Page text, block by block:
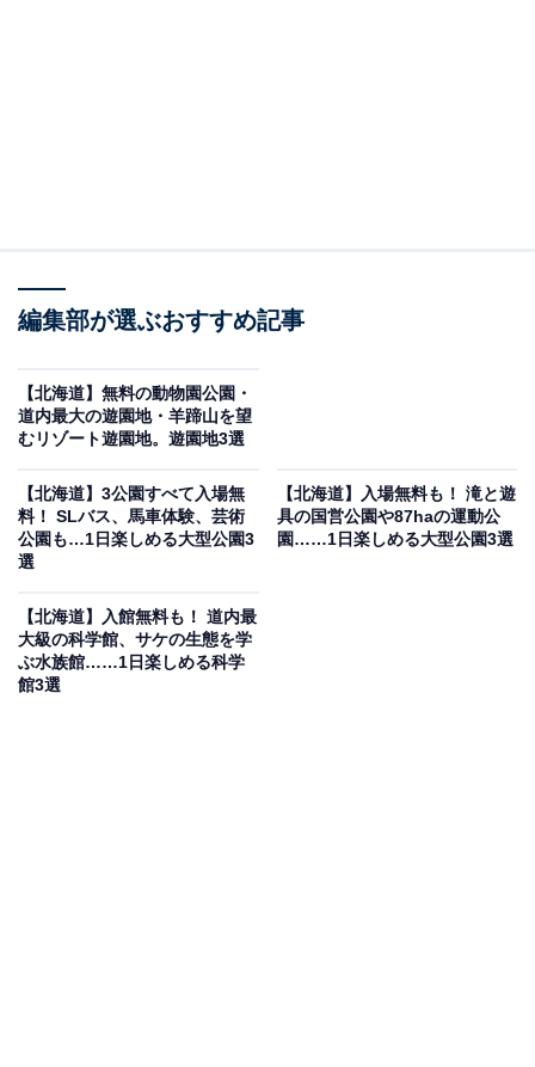
験・ふわふわドーム・木製アスレチック・キッズコーナ
ーまで、子どもが1日飽きることなく楽しめる施設がず
野菜収穫体験（きゅうり・トマト等）や手づくり加工体
学習館（火おこし・土器パズル）など、遊びながら学べ
るプログラムも充実。BBQが楽しめる炊事広場、新鮮野
菜が購入できるさとらんど交流館、レストランもそろ
い、1日を丸ごと過ごせます。現在は「大恐竜パークinさ
とらんど」（ダイナソーアドベンチャーツアー）も開催
中で、動く恐竜に出会えると大好評です。
編集部が選ぶおすすめ記事
【北海道】無料の動物園公園・
道内最大の遊園地・羊蹄山を望
むリゾート遊園地。遊園地3選
【北海道】3公園すべて入場無
料！ ​​​​​​​SLバス、馬車体験、芸術
公園も…1日楽しめる大型公園3
選
【北海道】入場無料も！ 滝と遊
具の国営公園や87haの運動公
園……1日楽しめる大型公園3選
【北海道】入館無料も！ 道内最
大級の科学館、サケの生態を学
ぶ水族館……1日楽しめる科学
館3選